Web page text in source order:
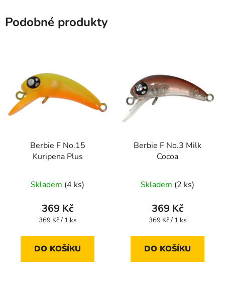
Podobné produkty
Berbie F No.15
Kuripena Plus
Skladem (4 ks)
369 Kč
Měrná
369 Kč / 1 ks
DO KOŠÍKU
Berbie F No.3 Milk
Cocoa
Skladem (2 ks)
369 Kč
Měrná
369 Kč / 1 ks
DO KOŠÍKU